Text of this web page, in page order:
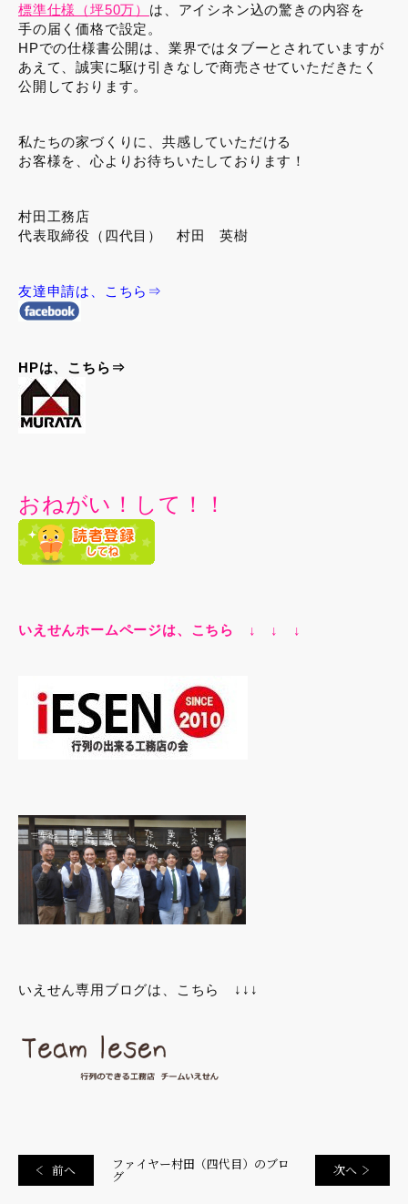
標準仕様（坪50万） は、アイシネン込の驚きの内容を
手の届く価格で設定。
HPでの仕様書公開は、業界ではタブーとされていますが
あえて、誠実に駆け引きなしで商売させていただきたく
公開しております。
私たちの家づくりに、共感していただける
お客様を、心よりお待ちいたしております！
村田工務店
代表取締役（四代目） 村田 英樹
友達申請は、こちら⇒
HPは、こちら⇒
おねがい！して！！
いえせんホームページは、こちら ↓ ↓ ↓
いえせん専用ブログは、こちら ↓↓↓
前へ ファイヤー村田（四代目）のブロ
グ 次へ